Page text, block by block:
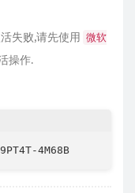
失败,请先使用 微软
操作.